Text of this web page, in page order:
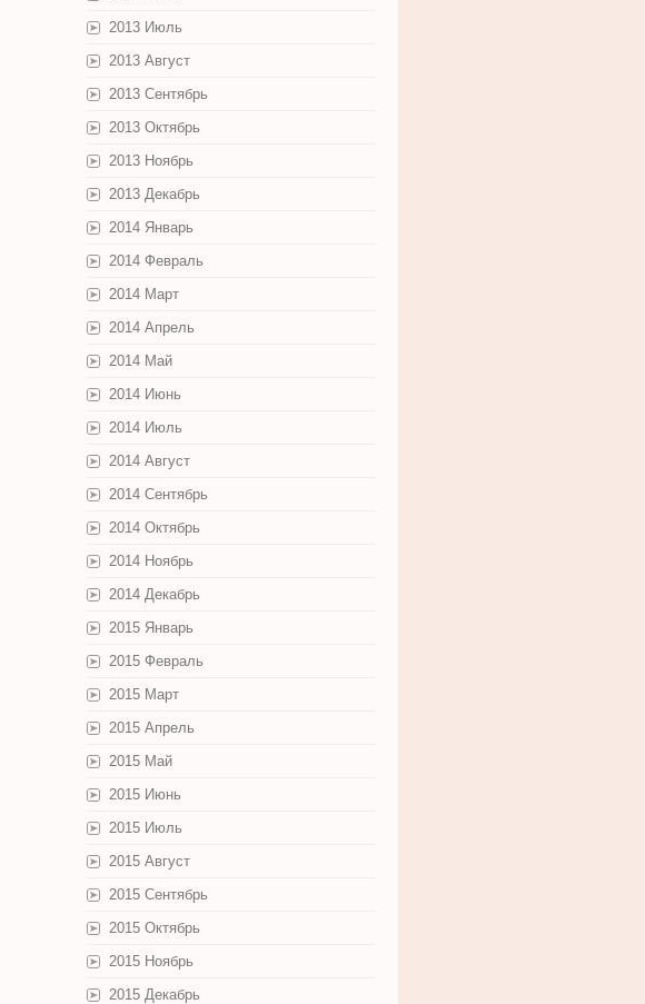
2013 Июль
2013 Август
2013 Сентябрь
2013 Октябрь
2013 Ноябрь
2013 Декабрь
2014 Январь
2014 Февраль
2014 Март
2014 Апрель
2014 Май
2014 Июнь
2014 Июль
2014 Август
2014 Сентябрь
2014 Октябрь
2014 Ноябрь
2014 Декабрь
2015 Январь
2015 Февраль
2015 Март
2015 Апрель
2015 Май
2015 Июнь
2015 Июль
2015 Август
2015 Сентябрь
2015 Октябрь
2015 Ноябрь
2015 Декабрь